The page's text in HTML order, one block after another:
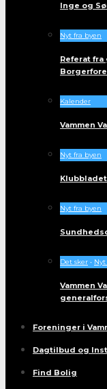
Inge og
Nyt fra byen
Referat
Kalender
Vammen
Nyt fra byen
Klubbladet
Nyt fra byen
Det sker •
Vammen
Foreninger i
Dagtilbud og
Find Bolig